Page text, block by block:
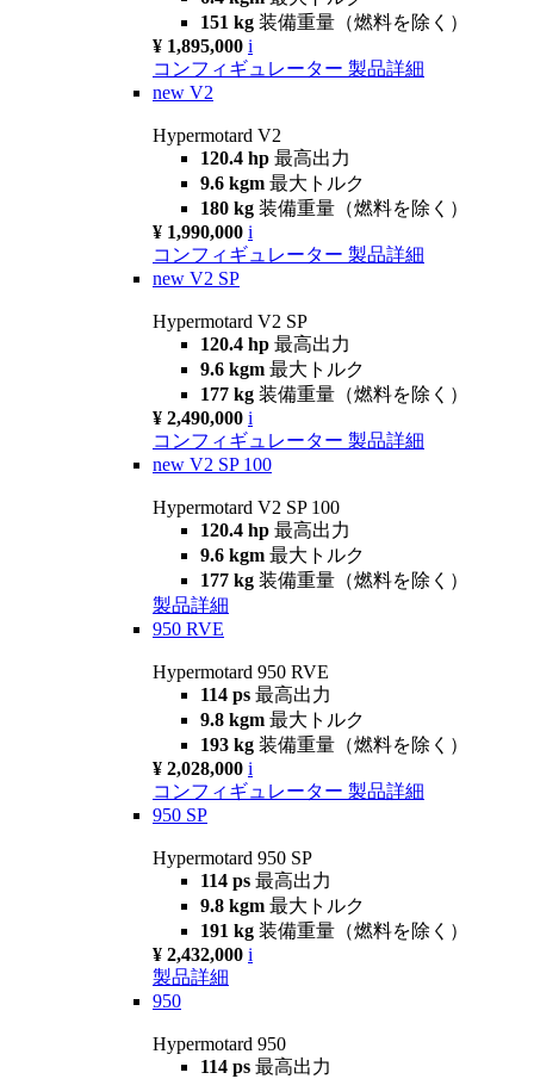
151 kg 装備重量（燃料を除く）
¥ 1,895,000 i
コンフィギュレーター 製品詳細
new V2
Hypermotard V2
120.4 hp 最高出力
9.6 kgm 最大トルク
180 kg 装備重量（燃料を除く）
¥ 1,990,000 i
コンフィギュレーター 製品詳細
new V2 SP
Hypermotard V2 SP
120.4 hp 最高出力
9.6 kgm 最大トルク
177 kg 装備重量（燃料を除く）
¥ 2,490,000 i
コンフィギュレーター 製品詳細
new V2 SP 100
Hypermotard V2 SP 100
120.4 hp 最高出力
9.6 kgm 最大トルク
177 kg 装備重量（燃料を除く）
製品詳細
950 RVE
Hypermotard 950 RVE
114 ps 最高出力
9.8 kgm 最大トルク
193 kg 装備重量（燃料を除く）
¥ 2,028,000 i
コンフィギュレーター 製品詳細
950 SP
Hypermotard 950 SP
114 ps 最高出力
9.8 kgm 最大トルク
191 kg 装備重量（燃料を除く）
¥ 2,432,000 i
製品詳細
950
Hypermotard 950
114 ps 最高出力